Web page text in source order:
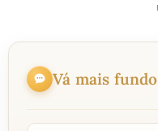
Vá mais fundo